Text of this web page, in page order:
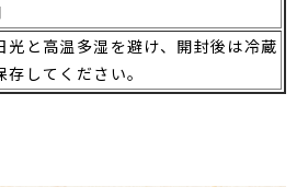
光と高温多湿を避け、開封後は冷蔵
存してください。